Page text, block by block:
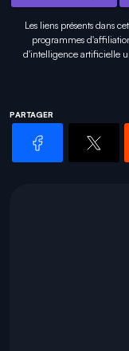
Les liens présents dans
programmes
d'intelligence artificielle
PARTAGER